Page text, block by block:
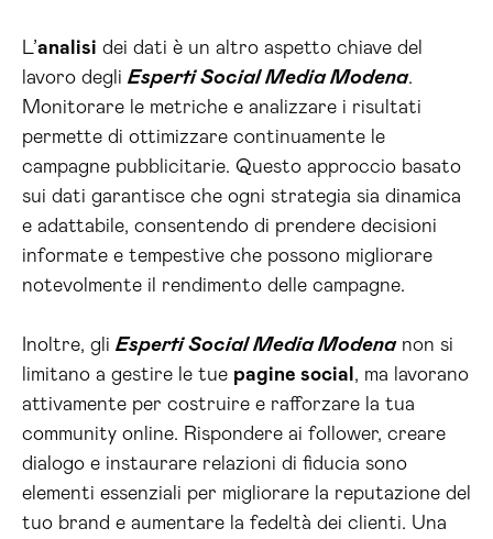
L’analisi dei dati è un altro aspetto chiave del
lavoro degli Esperti Social Media Modena.
Monitorare le metriche e analizzare i risultati
permette di ottimizzare continuamente le
campagne pubblicitarie. Questo approccio basato
sui dati garantisce che ogni strategia sia dinamica
e adattabile, consentendo di prendere decisioni
informate e tempestive che possono migliorare
notevolmente il rendimento delle campagne.
Inoltre, gli Esperti Social Media Modenanon si
limitano a gestire le tue pagine social , ma lavorano
attivamente per costruire e rafforzare la tua
community online. Rispondere ai follower, creare
dialogo e instaurare relazioni di fiducia sono
elementi essenziali per migliorare la reputazione del
tuo brand e aumentare la fedeltà dei clienti. Una